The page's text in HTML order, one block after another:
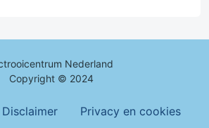
Nederland
Copyright © 2024
Disclaimer Privacy en cookies